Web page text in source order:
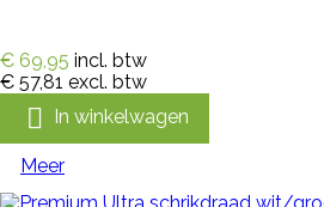
€ 69,95 incl. btw
€ 57,81 excl. btw
 In winkelwagen
Meer